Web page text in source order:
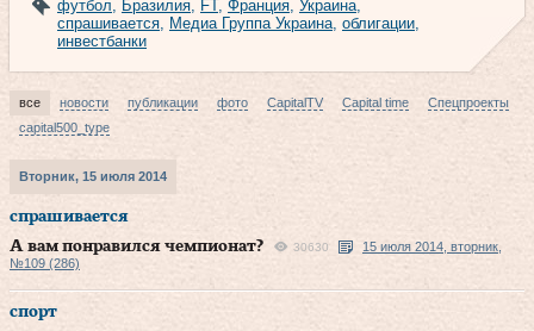
футбол, Бразилия, FT, Франция, Украина,
спрашивается, Медиа Группа Украина, облигации,
инвестбанки
все новости публикации фото CapitalTV Capital time
Спецпроекты
capital500_type
Вторник, 15 июля 2014
спрашивается
А вам понравился чемпионат?
30630
15 июля 2014, вторник,
№109 (286)
спорт